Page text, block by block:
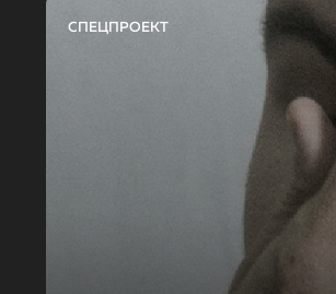
СПЕЦПРОЕКТ